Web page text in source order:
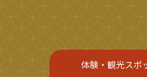
体験・観光スポ